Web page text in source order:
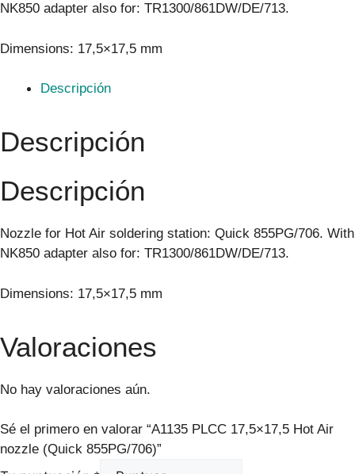
NK850 adapter also for: TR1300/861DW/DE/713.
Dimensions: 17,5×17,5 mm
Descripción
Descripción
Descripción
Nozzle for Hot Air soldering station: Quick 855PG/706. With
NK850 adapter also for: TR1300/861DW/DE/713.
Dimensions: 17,5×17,5 mm
Valoraciones
No hay valoraciones aún.
Sé el primero en valorar “A1135 PLCC 17,5×17,5 Hot Air
nozzle (Quick 855PG/706)”